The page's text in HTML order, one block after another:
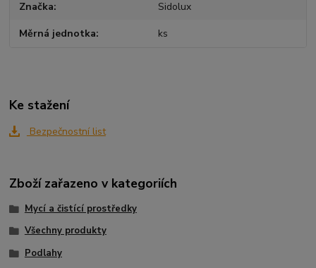
Značka Sidolux
Měrná jednotka ks
Ke stažení
Bezpečnostní list
Zboží zařazeno v kategoriích
Mycí a čistící prostředky
Všechny produkty
Podlahy